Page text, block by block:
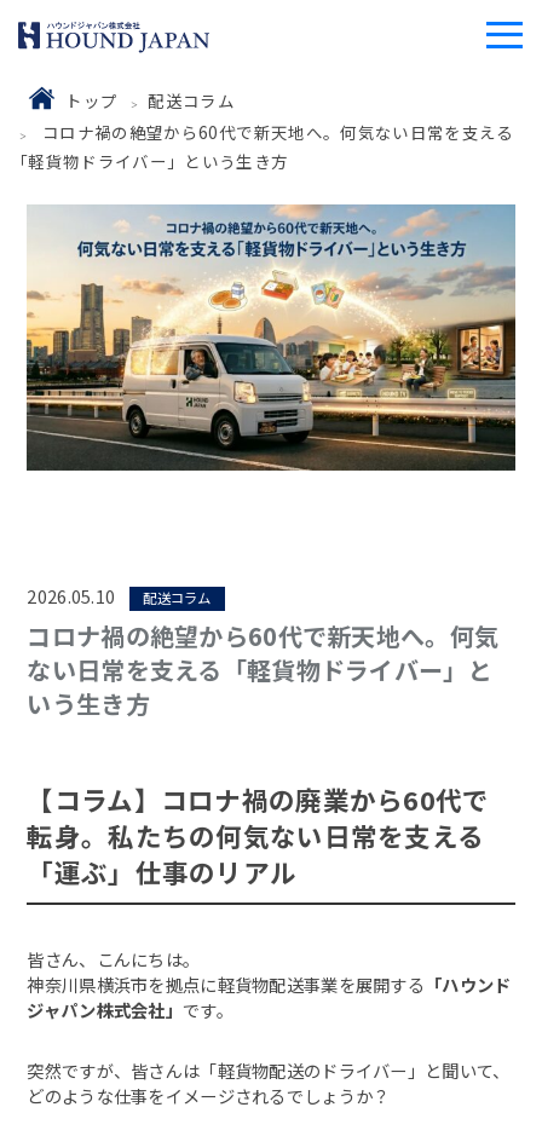
トップ
配送コラム
コロナ禍の絶望から60代で新天地へ。何気ない日常を支える
「軽貨物ドライバー」という生き方
2026.05.10 配送コラム
コロナ禍の絶望から60代で新天地へ。何気
ない日常を支える「軽貨物ドライバー」と
いう生き方
【コラム】コロナ禍の廃業から60代で
転身。私たちの何気ない日常を支える
「運ぶ」仕事のリアル
皆さん、こんにちは。
神奈川県横浜市を拠点に軽貨物配送事業を展開する 「ハウンド
ジャパン株式会社」 です。
突然ですが、皆さんは「軽貨物配送のドライバー」と聞いて、
どのような仕事をイメージされるでしょうか？